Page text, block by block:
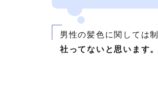
男性の髪色に関しては
社ってないと思います。